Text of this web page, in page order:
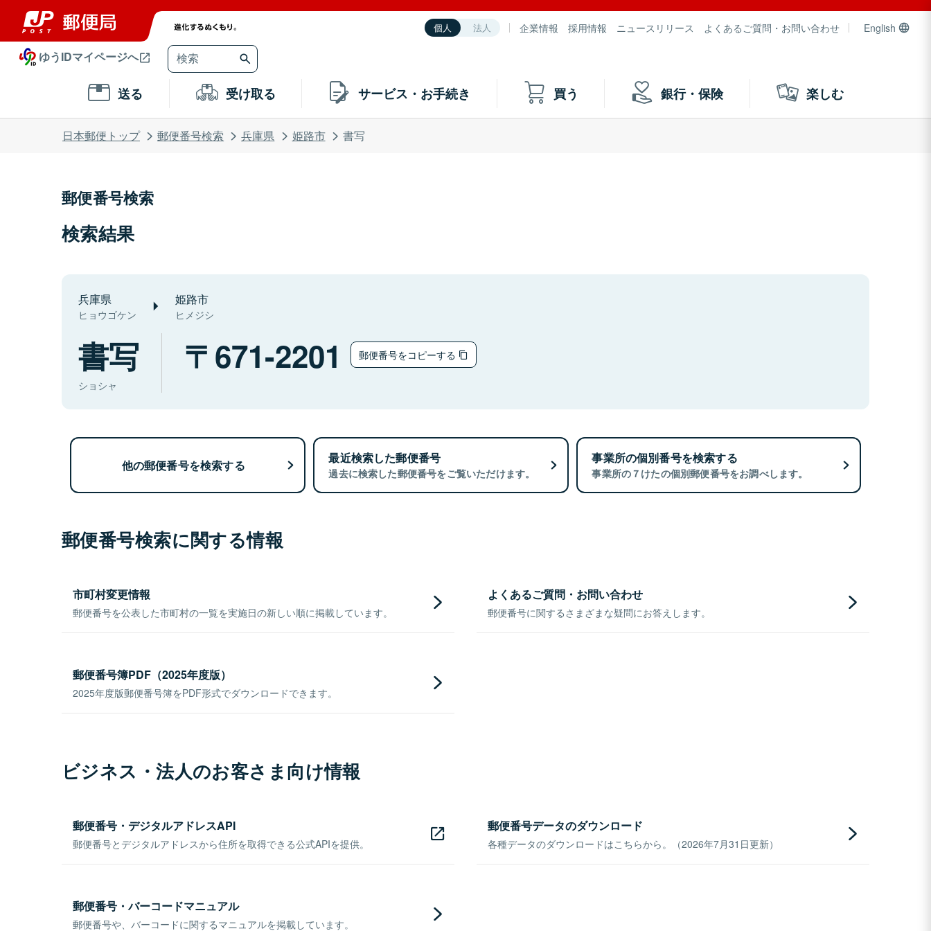
個人 法人 企業情報 採用情報 ニュースリリース よくあるご質問・お問い合わせ English
ゆうIDマイページへ
送る 受け取る サービス・お手続き 買う 銀行・保険 楽しむ
日本郵便トップ 郵便番号検索 兵庫県 姫路市 書写
郵便番号検索
検索結果
兵庫県
ヒョウゴケン
姫路市
ヒメジシ
書写
ショシャ
671-2201 郵便番号をコピーする
他の郵便番号を検索する 最近検索した郵便番号
過去に検索した郵便番号をご覧いただけます。
事業所の個別番号を検索する
事業所の７けたの個別郵便番号をお調べします。
郵便番号検索に関する情報
市町村変更情報
郵便番号を公表した市町村の一覧を実施日の新しい順に掲載しています。
よくあるご質問・お問い合わせ
郵便番号に関するさまざまな疑問にお答えします。
郵便番号簿PDF（2025年度版）
2025年度版郵便番号簿をPDF形式でダウンロードできます。
ビジネス・法人のお客さま向け情報
郵便番号・デジタルアドレスAPI
郵便番号とデジタルアドレスから住所を取得できる公式APIを提供。
郵便番号データのダウンロード
各種データのダウンロードはこちらから。（2026年7月31日更新）
郵便番号・バーコードマニュアル
郵便番号や、バーコードに関するマニュアルを掲載しています。